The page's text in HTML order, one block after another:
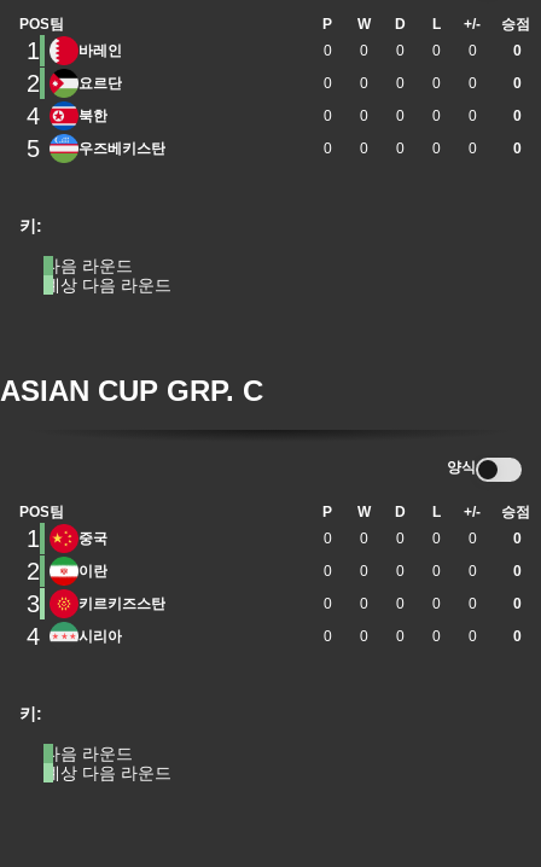
키:
다음 라운드
예상 다음 라운드
POS팀 P W D L +/- 승점
1 바레인 0 0 0 0 0 0
2 요르단 0 0 0 0 0 0
4 북한 0 0 0 0 0 0
5 우즈베키스탄 0 0 0 0 0 0
ASIAN CUP GRP. C
양식
키:
다음 라운드
예상 다음 라운드
POS팀 P W D L +/- 승점
1 중국 0 0 0 0 0 0
2 이란 0 0 0 0 0 0
3 키르키즈스탄 0 0 0 0 0 0
4 시리아 0 0 0 0 0 0